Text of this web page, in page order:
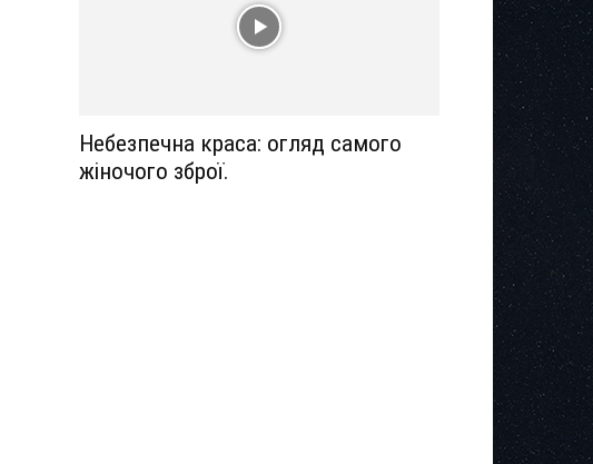
Небезпечна краса: огляд самого
жіночого зброї.